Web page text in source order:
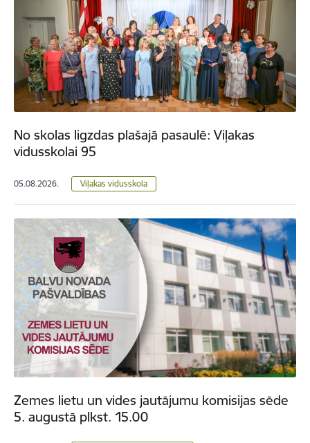
No skolas ligzdas plašajā pasaulē: Viļakas
vidusskolai 95
05.08.2026. Viļakas vidusskola
Zemes lietu un vides jautājumu komisijas sēde
5. augustā plkst. 15.00